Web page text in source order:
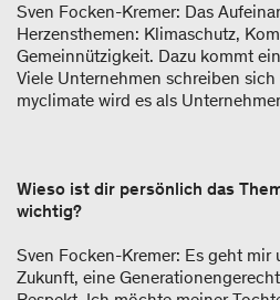
Sven Focken-Kremer: Das
Herzensthemen: Klimaschutz,
Gemeinnützigkeit. Dazu kommt
Viele Unternehmen schreiben
myclimate wird es als
Wieso ist dir persönlich das
wichtig?
Sven Focken-Kremer: Es geht mir
Zukunft, eine